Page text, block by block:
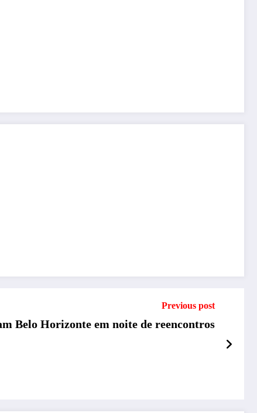
Previous post
Belo Horizonte em noite de reencontros